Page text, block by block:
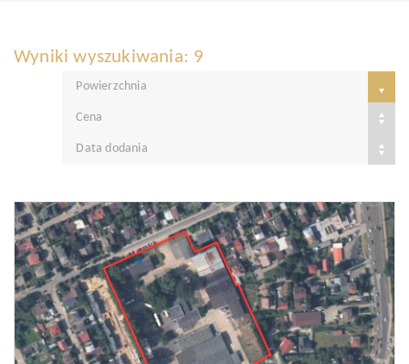
Wyniki wyszukiwania: 9
Powierzchnia
Cena
Data dodania